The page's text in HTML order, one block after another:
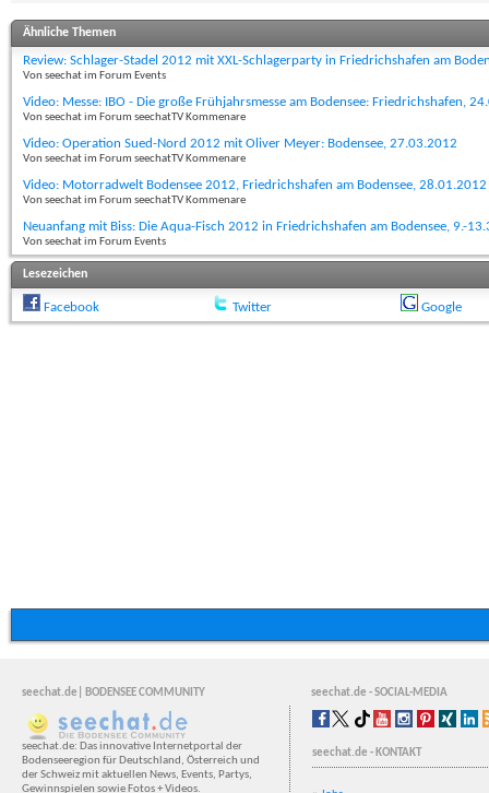
Ähnliche Themen
Review: Schlager-Stadel 2012 mit XXL-Schlagerparty in Friedrichshafen am
Von seechat im Forum Events
Video: Messe: IBO - Die große Frühjahrsmesse am Bodensee: Friedrichshafen,
Von seechat im Forum seechatTV Kommenare
Video: Operation Sued-Nord 2012 mit Oliver Meyer: Bodensee, 27.03.2012
Von seechat im Forum seechatTV Kommenare
Video: Motorradwelt Bodensee 2012, Friedrichshafen am Bodensee, 28.01.2012
Von seechat im Forum seechatTV Kommenare
Neuanfang mit Biss: Die Aqua-Fisch 2012 in Friedrichshafen am Bodensee, 9.-
Von seechat im Forum Events
Lesezeichen
Facebook Twitter Google
seechat.de| BODENSEE COMMUNITY seechat.de - SOCIAL-MEDIA
seechat.de: Das innovative Internetportal der
Bodenseeregion für Deutschland, Österreich und
der Schweiz mit aktuellen News, Events, Partys,
Gewinnspielen sowie Fotos + Videos.
seechat.de - KONTAKT